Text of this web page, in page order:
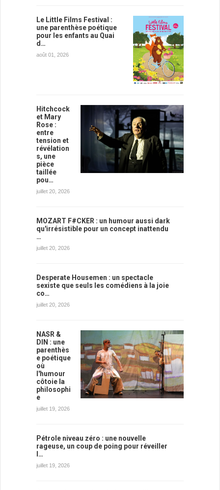
Le Little Films Festival :
une parenthèse poétique
pour les enfants au Quai
d…
août 01, 2026
Hitchcock
et Mary
Rose :
entre
tension et
révélation
s, une
pièce
taillée
pou…
juillet 20, 2026
MOZART F#CKER : un humour aussi dark
qu'irrésistible pour un concept inattendu
…
juillet 20, 2026
Desperate Housemen : un spectacle
sexiste que seuls les comédiens à la joie
co…
juillet 20, 2026
NASR &
DIN : une
parenthès
e poétique
où
l'humour
côtoie la
philosophi
e
juillet 19, 2026
Pétrole niveau zéro : une nouvelle
rageuse, un coup de poing pour réveiller
l…
juillet 19, 2026